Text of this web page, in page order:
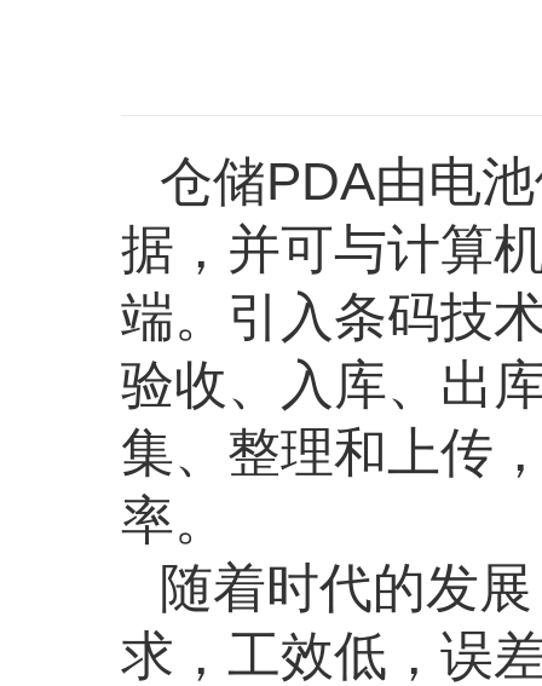
仓储PDA由电
据，并可与计算
端。引入条码技
验收、入库、出
集、整理和上传
率。
随着时代的发
求，工效低，误